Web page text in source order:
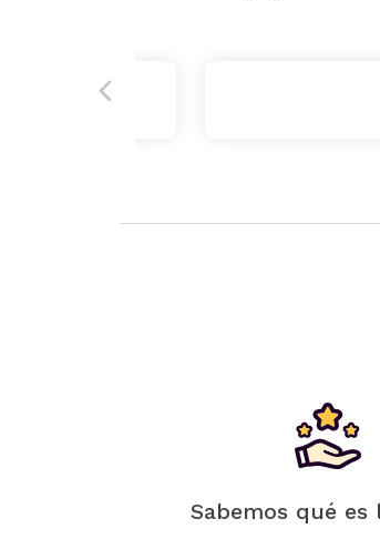
Sabemos qué es